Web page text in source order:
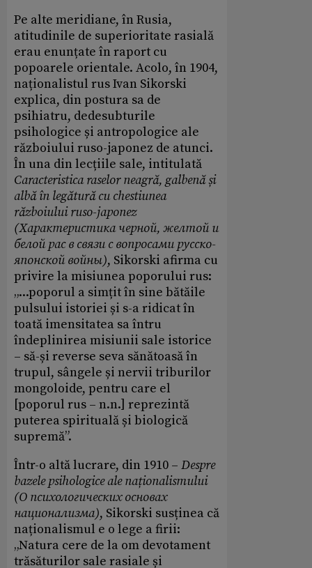
Pe alte meridiane, în Rusia,
atitudinile de superioritate rasială
erau enunțate în raport cu
popoarele orientale. Acolo, în 1904,
naționalistul rus Ivan Sikorski
explica, din postura sa de
psihiatru, dedesubturile
psihologice și antropologice ale
războiului ruso-japonez de atunci.
În una din lecțiile sale, intitulată
Caracteristica raselor neagră, galbenă și
albă în legătură cu chestiunea
războiului ruso-japonez
(Характеристика черной, желтой и
белой рас в связи с вопросами русско-
японской войны), Sikorski afirma cu
privire la misiunea poporului rus:
„...poporul a simțit în sine bătăile
pulsului istoriei și s-a ridicat în
toată imensitatea sa întru
îndeplinirea misiunii sale istorice
– să-și reverse seva sănătoasă în
trupul, sângele și nervii triburilor
mongoloide, pentru care el
[poporul rus – n.n.] reprezintă
puterea spirituală și biologică
supremă”.
Într-o altă lucrare, din 1910 – Despre
bazele psihologice ale naționalismului
(О психологических основах
национализма), Sikorski susținea că
naționalismul e o lege a firii:
„Natura cere de la om devotament
trăsăturilor sale rasiale și